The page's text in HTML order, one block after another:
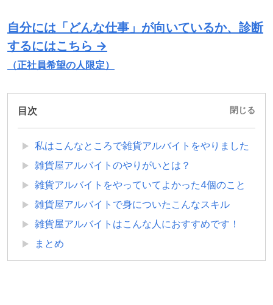
自分には「どんな仕事」が向いているか、診断
するにはこちら →
（正社員希望の人限定）
目次 閉じる
私はこんなところで雑貨アルバイトをやりました
雑貨屋アルバイトのやりがいとは？
雑貨アルバイトをやっていてよかった4個のこと
雑貨屋アルバイトで身についたこんなスキル
雑貨屋アルバイトはこんな人におすすめです！
まとめ